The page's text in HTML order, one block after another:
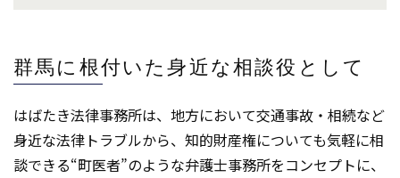
群馬に根付いた身近な相談役として
はばたき法律事務所は、地方において交通事故・相続など
身近な法律トラブルから、知的財産権についても気軽に相
談できる“町医者”のような弁護士事務所をコンセプトに、